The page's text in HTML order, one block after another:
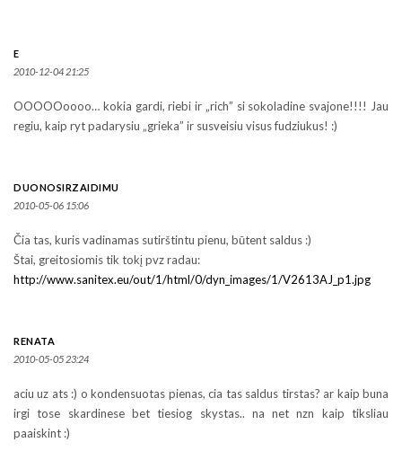
E
2010-12-04 21:25
OOOOOoooo… kokia gardi, riebi ir „rich” si sokoladine svajone!!!! Jau
regiu, kaip ryt padarysiu „grieka” ir susveisiu visus fudziukus! :)
DUONOSIRZAIDIMU
2010-05-06 15:06
Čia tas, kuris vadinamas sutirštintu pienu, būtent saldus :)
Štai, greitosiomis tik tokį pvz radau:
http://www.sanitex.eu/out/1/html/0/dyn_images/1/V2613AJ_p1.jpg
RENATA
2010-05-05 23:24
aciu uz ats :) o kondensuotas pienas, cia tas saldus tirstas? ar kaip buna
irgi tose skardinese bet tiesiog skystas.. na net nzn kaip tiksliau
paaiskint :)